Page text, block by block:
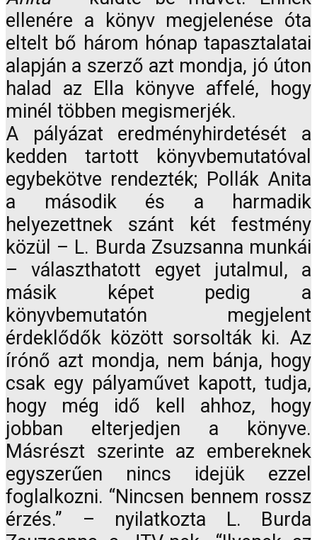
ellenére a könyv megjelenése óta
eltelt bő három hónap tapasztalatai
alapján a szerző azt mondja, jó úton
halad az Ella könyve affelé, hogy
minél többen megismerjék.
A pályázat eredményhirdetését a
kedden tartott könyvbemutatóval
egybekötve rendezték; Pollák Anita
a második és a harmadik
helyezettnek szánt két festmény
közül – L. Burda Zsuzsanna munkái
– választhatott egyet jutalmul, a
másik képet pedig a
könyvbemutatón megjelent
érdeklődők között sorsolták ki. Az
írónő azt mondja, nem bánja, hogy
csak egy pályaművet kapott, tudja,
hogy még idő kell ahhoz, hogy
jobban elterjedjen a könyve.
Másrészt szerinte az embereknek
egyszerűen nincs idejük ezzel
foglalkozni. “Nincsen bennem rossz
érzés.” – nyilatkozta L. Burda